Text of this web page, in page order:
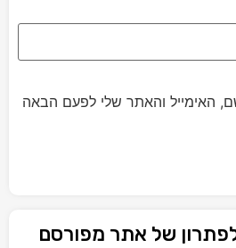
האימייל והאתר שלי לפעם הבאה
של אתר מפורסם